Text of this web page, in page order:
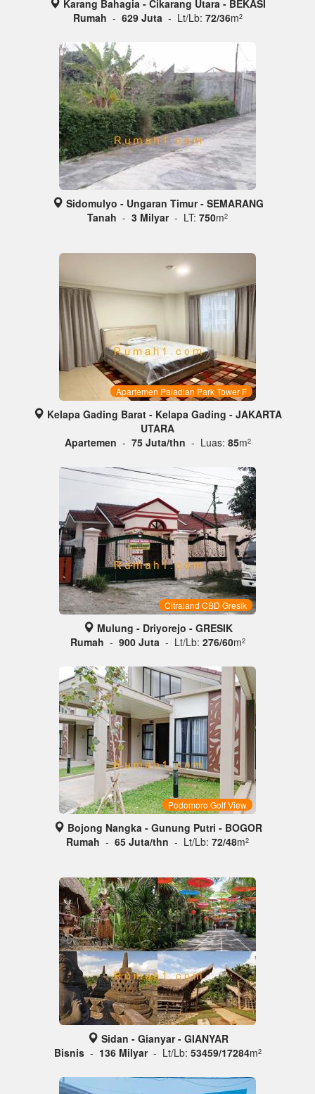
Karang Bahagia - Cikarang Utara - BEKASI
Rumah - 629 Juta - Lt/Lb: 72/36m2
Sidomulyo - Ungaran Timur - SEMARANG
Tanah - 3 Milyar - LT: 750m2
Apartemen Paladian Park Tower F
Kelapa Gading Barat - Kelapa Gading - JAKARTA
UTARA
Apartemen - 75 Juta/thn - Luas: 85m2
Citraland CBD Gresik
Mulung - Driyorejo - GRESIK
Rumah - 900 Juta - Lt/Lb: 276/60m2
Podomoro Golf View
Bojong Nangka - Gunung Putri - BOGOR
Rumah - 65 Juta/thn - Lt/Lb: 72/48m2
Sidan - Gianyar - GIANYAR
Bisnis- 136 Milyar - Lt/Lb: 53459/17284m2